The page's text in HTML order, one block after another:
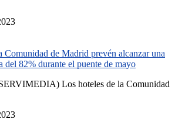
Comunidad de Madrid prevén alcanzar una
del 82% durante el puente de mayo
Los hoteles de la Comunidad